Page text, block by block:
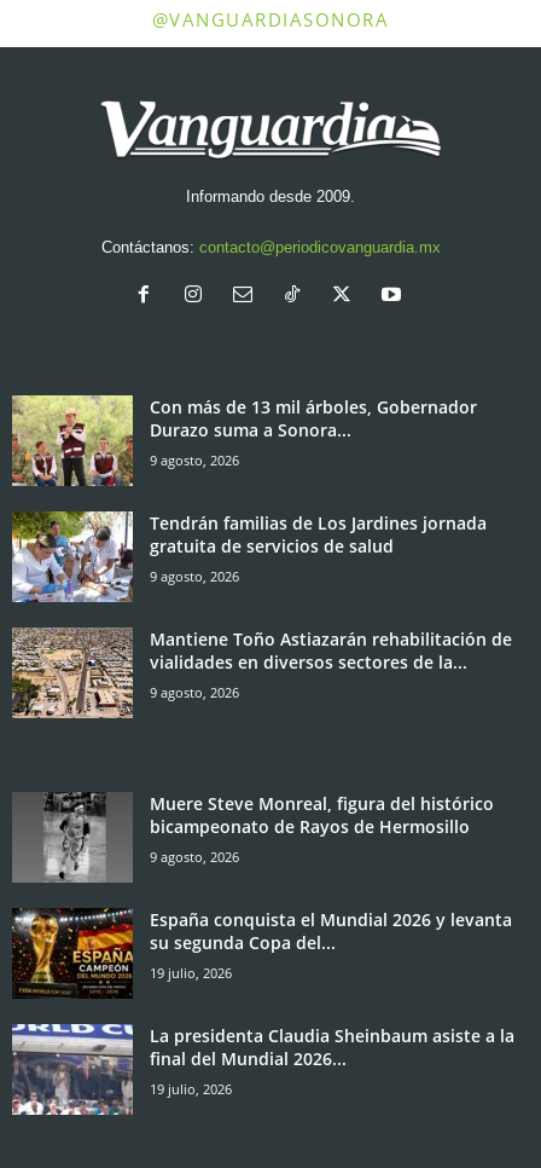
@VANGUARDIASONORA
Informando desde 2009.
Contáctanos: contacto@periodicovanguardia.mx
Con más de 13 mil árboles, Gobernador
Durazo suma a Sonora...
9 agosto, 2026
Tendrán familias de Los Jardines jornada
gratuita de servicios de salud
9 agosto, 2026
Mantiene Toño Astiazarán rehabilitación de
vialidades en diversos sectores de la...
9 agosto, 2026
Muere Steve Monreal, figura del histórico
bicampeonato de Rayos de Hermosillo
9 agosto, 2026
España conquista el Mundial 2026 y levanta
su segunda Copa del...
19 julio, 2026
La presidenta Claudia Sheinbaum asiste a la
final del Mundial 2026...
19 julio, 2026